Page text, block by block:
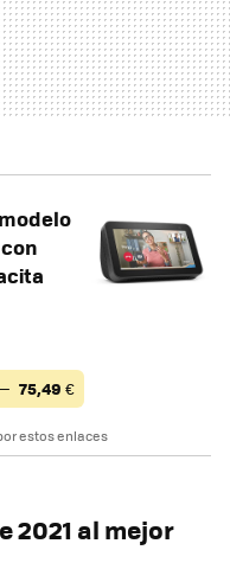
75,49 €
estos enlaces
2021 al mejor